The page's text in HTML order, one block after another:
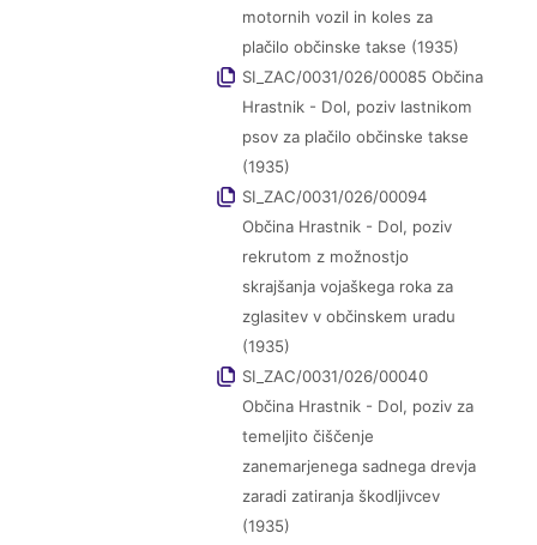
motornih vozil in koles za
plačilo občinske takse (1935)
SI_ZAC/0031/026/00085 Občina
Hrastnik - Dol, poziv lastnikom
psov za plačilo občinske takse
(1935)
SI_ZAC/0031/026/00094
Občina Hrastnik - Dol, poziv
rekrutom z možnostjo
skrajšanja vojaškega roka za
zglasitev v občinskem uradu
(1935)
SI_ZAC/0031/026/00040
Občina Hrastnik - Dol, poziv za
temeljito čiščenje
zanemarjenega sadnega drevja
zaradi zatiranja škodljivcev
(1935)